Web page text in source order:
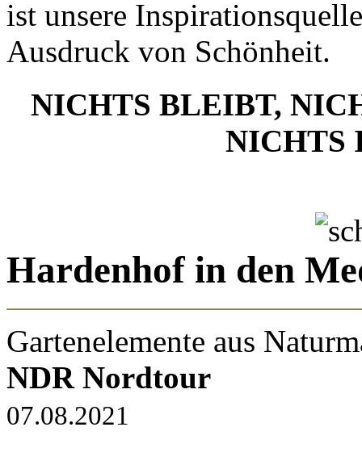
ist unsere
Ausdruck von Schönheit.
NICHTS BLEIBT,
NICHTS
Hardenhof in den
Gartenelemente aus
NDR Nordtour
07.08.2021